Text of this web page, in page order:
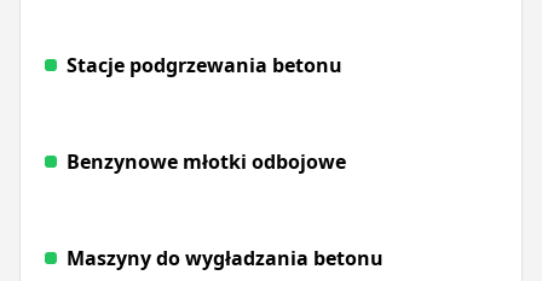
Stacje podgrzewania betonu
Benzynowe młotki odbojowe
Maszyny do wygładzania betonu